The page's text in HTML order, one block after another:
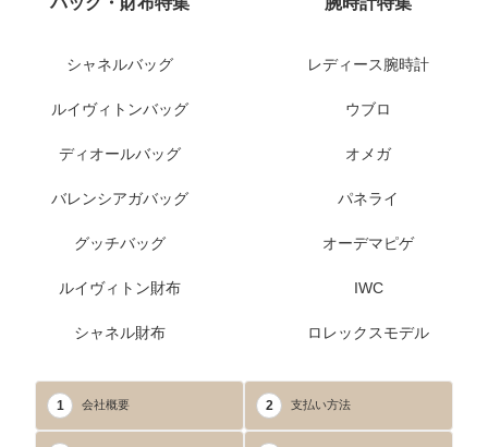
シャネルバッグ
ルイヴィトンバッグ
ディオールバッグ
バレンシアガバッグ
グッチバッグ
ルイヴィトン財布
シャネル財布
レディース腕時計
ウブロ
オメガ
パネライ
オーデマピゲ
IWC
ロレックスモデル
1 会社概要 2 支払い方法